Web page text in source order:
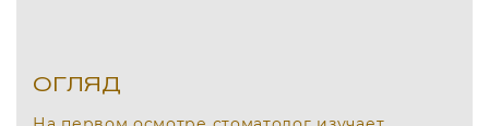
ОГЛЯД